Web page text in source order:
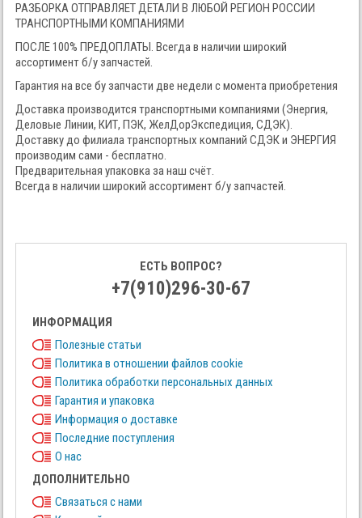
РАЗБОРКА ОТПРАВЛЯЕТ ДЕТАЛИ В ЛЮБОЙ РЕГИОН РОССИИ
ТРАНСПОРТНЫМИ КОМПАНИЯМИ
ПОСЛЕ 100% ПРЕДОПЛАТЫ. Всегда в наличии широкий
ассортимент б/у запчастей.
Гарантия на все бу запчасти две недели с момента приобретения
Доставка производится транспортными компаниями (Энергия,
Деловые Линии, КИТ, ПЭК, ЖелДорЭкспедиция, СДЭК).
Доставку до филиала транспортных компаний СДЭК и ЭНЕРГИЯ
производим сами - бесплатно.
Предварительная упаковка за наш счёт.
Всегда в наличии широкий ассортимент б/у запчастей.
ЕСТЬ ВОПРОС?
+7(910)296-30-67
ИНФОРМАЦИЯ
Полезные статьи
Политика в отношении файлов cookie
Политика обработки персональных данных
Гарантия и упаковка
Информация о доставке
Последние поступления
О нас
ДОПОЛНИТЕЛЬНО
Связаться с нами